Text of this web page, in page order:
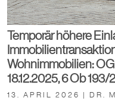
Temporär höhere
Wohnimmobilien:
18.12.2025, 6 Ob 193/
13. APRIL 2026 | DR.